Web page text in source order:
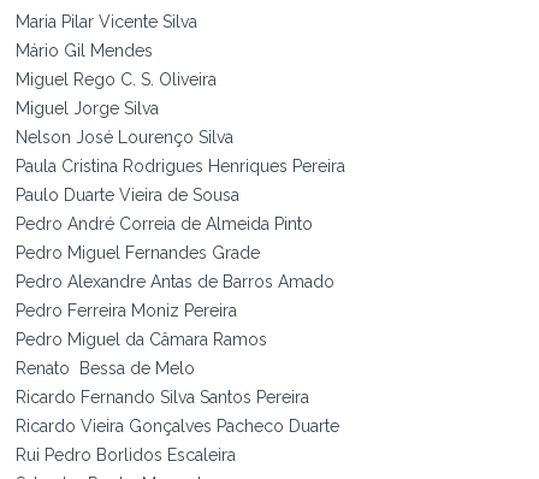
Maria Pilar Vicente Silva
Mário Gil Mendes
Miguel Rego C. S. Oliveira
Miguel Jorge Silva
Nelson José Lourenço Silva
Paula Cristina Rodrigues Henriques Pereira
Paulo Duarte Vieira de Sousa
Pedro André Correia de Almeida Pinto
Pedro Miguel Fernandes Grade
Pedro Alexandre Antas de Barros Amado
Pedro Ferreira Moniz Pereira
Pedro Miguel da Câmara Ramos
Renato Bessa de Melo
Ricardo Fernando Silva Santos Pereira
Ricardo Vieira Gonçalves Pacheco Duarte
Rui Pedro Borlidos Escaleira